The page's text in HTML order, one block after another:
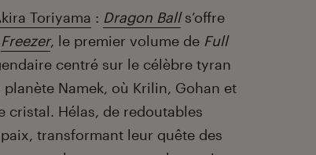
Toriyama : Dragon Balls’offre
Freezer, le premier volume de Full
centré sur le célèbre tyran
Namek, où Krilin, Gohan et
cristal. Hélas, de redoutables
transformant leur quête des